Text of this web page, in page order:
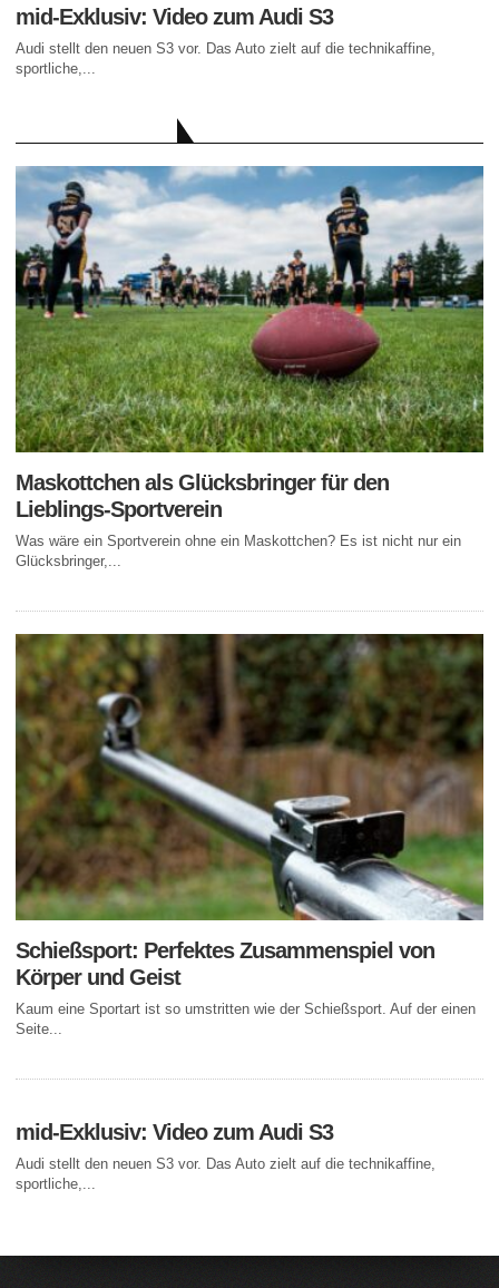
mid-Exklusiv: Video zum Audi S3
Audi stellt den neuen S3 vor. Das Auto zielt auf die technikaffine,
sportliche,...
Maskottchen als Glücksbringer für den
Lieblings-Sportverein
Was wäre ein Sportverein ohne ein Maskottchen? Es ist nicht nur ein
Glücksbringer,...
Schießsport: Perfektes Zusammenspiel von
Körper und Geist
Kaum eine Sportart ist so umstritten wie der Schießsport. Auf der einen
Seite...
mid-Exklusiv: Video zum Audi S3
Audi stellt den neuen S3 vor. Das Auto zielt auf die technikaffine,
sportliche,...